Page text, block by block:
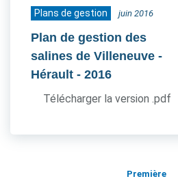
Plans de gestion juin 2016
Plan de gestion des
salines de Villeneuve -
Hérault - 2016
Télécharger la version .pdf
Première